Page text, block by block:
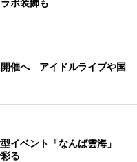
催へ アイドルライブや国
イベント「なんば雲海」
る